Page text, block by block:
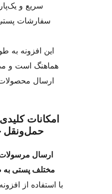
سریع و
سفارشات
این افزونه به
هماهنگ است و
ارسال
امکانات
ارسال
مختلف پستی به
با استفاده از